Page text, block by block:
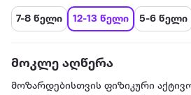
7-8 წელი 12-13 წელი 5-6 წელი
მოკლე აღწერა
მოზარდებისთვის ფიზიკური